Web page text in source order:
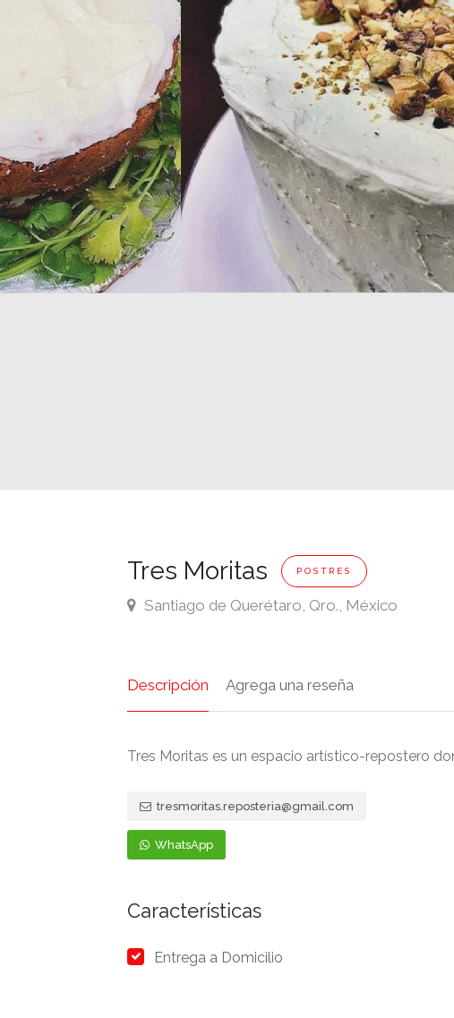
Tres Moritas POSTRES
Santiago de Querétaro, Qro., México
Descripción Agrega una reseña
Tres Moritas es un espacio artístico-repostero
tresmoritas.reposteria@gmail.com
WhatsApp
Características
Entrega a Domicilio